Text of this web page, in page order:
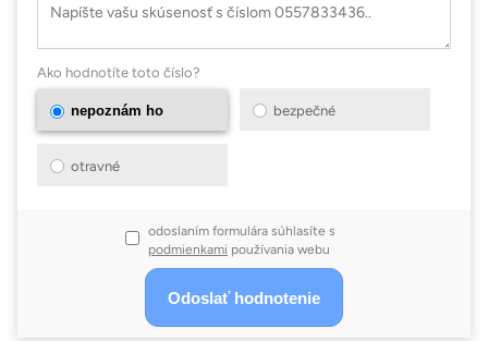
Ako hodnotíte toto číslo?
nepoznám ho bezpečné
otravné
odoslaním formulára súhlasíte s
podmienkami používania webu